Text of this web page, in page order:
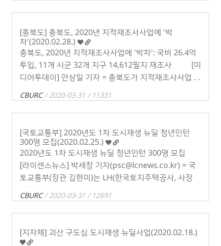
[충북도] 충북도, 2020년 지적재조사사업에 '박
차'(2020.02.28.)
​​충북도, 2020년 지적재조사사업에 '박차': 국비 26.4억
투입, 11개 시군 32개 지구 14,612필지 재조사 [미
디어투데이] 안상일 기자 = 충북도가 지적재조사사업 . .
CBURC/ 2020-03-31 / 11331
[국토교통부] 2020년도 1차 도시재생 뉴딜 청년인턴
300명 모집(2020.02.25.)
​2020년도 1차 도시재생 뉴딜 청년인턴 300명 모집
[라이센스뉴스] 박세창 기자(psc@lcnews.co.kr) = 국
토교통부(장관 김현미)는 LH(한국토지주택공사, 사장
CBURC/ 2020-03-31 / 12691
[지자체] 괴산 구도심 도시재생 뉴딜사업(2020.02.18.)